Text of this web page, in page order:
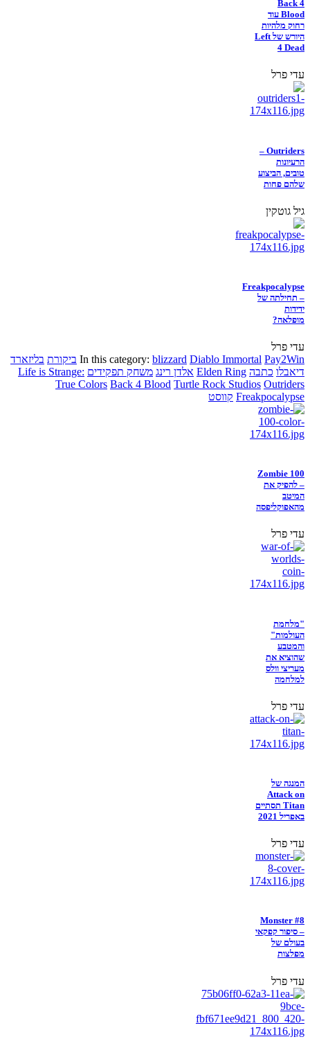
Back 4
Blood עוד
רחוק מלהיות
היורש של Left
4 Dead
עדי פרל
Outriders –
הרעיונות
טובים, הביצוע
שלהם פחות
גיל גוטקין
Freakpocalypse
– תחילתה של
ידידות
מופלאה?
עדי פרל
In this category: blizzard Diablo Immortal Pay2Win ביקורת בליזארד
דיאבלו כתבה Elden Ring אלדן רינג משחק תפקידים Life is Strange:
True Colors Back 4 Blood Turtle Rock Studios Outriders
Freakpocalypse קווסט
Zombie 100
– להפיק את
המיטב
מהאפוקליפסה
עדי פרל
"מלחמת
העולמות"
והמטבע
שהוציא את
מעריצי וולס
למלחמה
עדי פרל
המנגה של
Attack on
Titan תסתיים
באפריל 2021
עדי פרל
Monster #8
– סיפור קפקאי
בעולם של
מפלצות
עדי פרל